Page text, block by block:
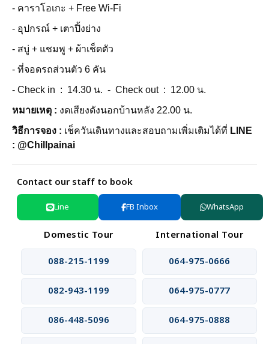
- คาราโอเกะ + Free Wi-Fi
- อุปกรณ์ + เตาปิ้งย่าง
- สบู่ + แชมพู + ผ้าเช็ดตัว
- ที่จอดรถส่วนตัว 6 คัน
- Check in : 14.30 น. - Check out : 12.00 น.
หมายเหตุ : งดเสียงดังนอกบ้านหลัง 22.00 น.
วิธีการจอง : เช็ควันเดินทางและสอบถามเพิ่มเติมได้ที่ LINE
: @Chillpainai
Contact our staff to book
Line FB Inbox WhatsApp
Domestic Tour
International Tour
088-215-1199
064-975-0666
082-943-1199 064-975-0777
086-448-5096 064-975-0888